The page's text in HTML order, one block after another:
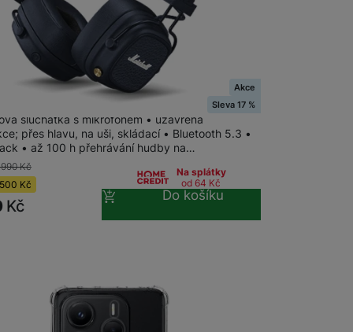
Major V Bluetooth Midnight Blue
na 4 prodejnách
Akce
Sleva 17 %
sluchátka s mikrofonem • uzavřená
přes hlavu, na uši, skládací • Bluetooth 5.3 •
• až 100 h přehrávání hudby na…
990Kč
500 Kč
Kč
Na splátky
od 64 Kč
Do košíku